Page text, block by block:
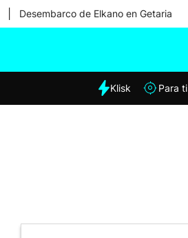
Desembarco de Elkano en Getaria
Klisk Para ti